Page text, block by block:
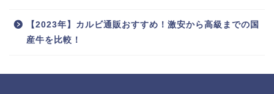
【2023年】カルビ通販おすすめ！激安から高級までの国
産牛を比較！